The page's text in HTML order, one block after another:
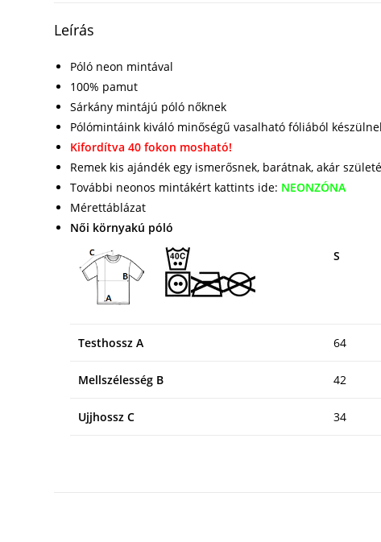
Leírás
Póló neon mintával
100% pamut
Sárkány mintájú póló nőknek
Pólómintáink kiváló minőségű vasalható fóliából
Kifordítva 40 fokon mosható!
Remek kis ajándék egy ismerősnek, barátnak, akár
További neonos mintákért kattints ide: NEONZÓNA
Mérettáblázat
Női környakú póló
S
Testhossz A 64
Mellszélesség B 42
Ujjhossz C 34